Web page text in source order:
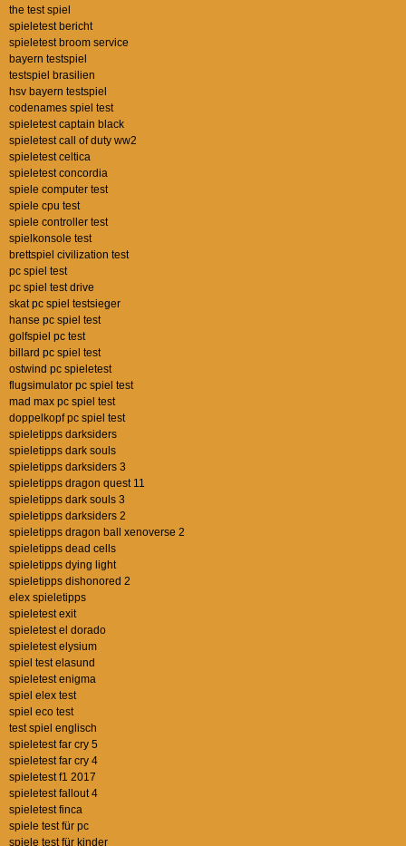
the test spiel
spieletest bericht
spieletest broom service
bayern testspiel
testspiel brasilien
hsv bayern testspiel
codenames spiel test
spieletest captain black
spieletest call of duty ww2
spieletest celtica
spieletest concordia
spiele computer test
spiele cpu test
spiele controller test
spielkonsole test
brettspiel civilization test
pc spiel test
pc spiel test drive
skat pc spiel testsieger
hanse pc spiel test
golfspiel pc test
billard pc spiel test
ostwind pc spieletest
flugsimulator pc spiel test
mad max pc spiel test
doppelkopf pc spiel test
spieletipps darksiders
spieletipps dark souls
spieletipps darksiders 3
spieletipps dragon quest 11
spieletipps dark souls 3
spieletipps darksiders 2
spieletipps dragon ball xenoverse 2
spieletipps dead cells
spieletipps dying light
spieletipps dishonored 2
elex spieletipps
spieletest exit
spieletest el dorado
spieletest elysium
spiel test elasund
spieletest enigma
spiel elex test
spiel eco test
test spiel englisch
spieletest far cry 5
spieletest far cry 4
spieletest f1 2017
spieletest fallout 4
spieletest finca
spiele test für pc
spiele test für kinder